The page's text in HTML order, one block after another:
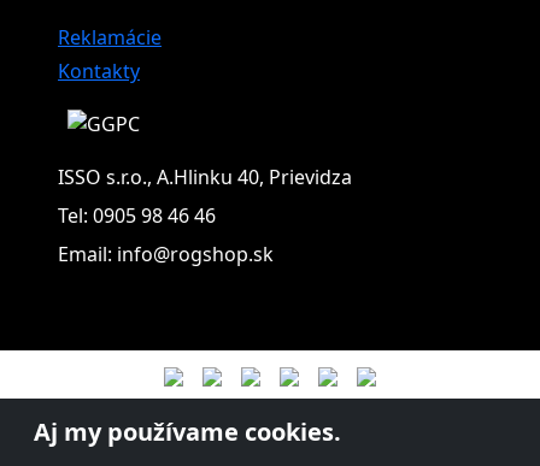
Reklamácie
Kontakty
ISSO s.r.o., A.Hlinku 40, Prievidza
Tel: 0905 98 46 46
Email: info@rogshop.sk
Aj my používame cookies.